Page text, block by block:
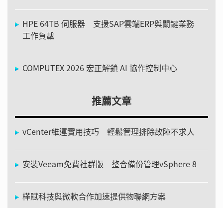
HPE 64TB 伺服器 支援SAP雲端ERP與關鍵業務
工作負載
COMPUTEX 2026 宏正解鎖 AI 協作控制中心
推薦文章
vCenter維運實用技巧 輕鬆管理排除故障不求人
安裝Veeam免費社群版 整合備份管理vSphere 8
樺賦科技與微軟合作加速提供物聯網方案